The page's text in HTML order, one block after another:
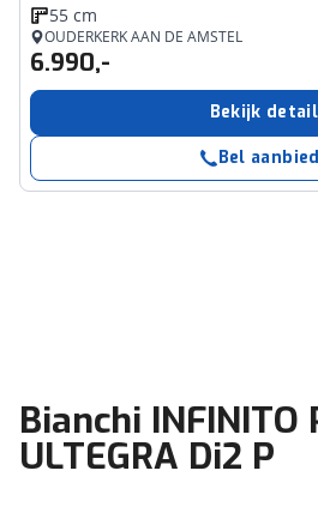
55 cm
OUDERKERK AAN DE AMSTEL
6.990,-
Bekijk
Bel
Bianchi INFINITO
ULTEGRA Di2 P